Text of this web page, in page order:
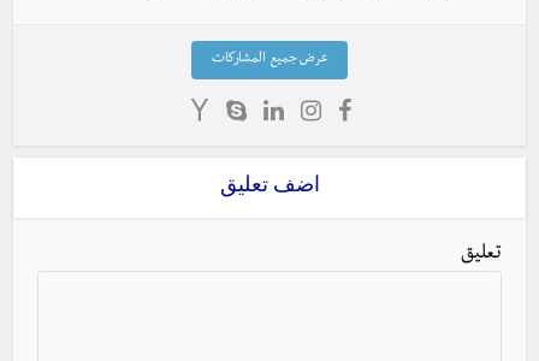
عرض جميع المشاركات
اضف تعليق
تعليق